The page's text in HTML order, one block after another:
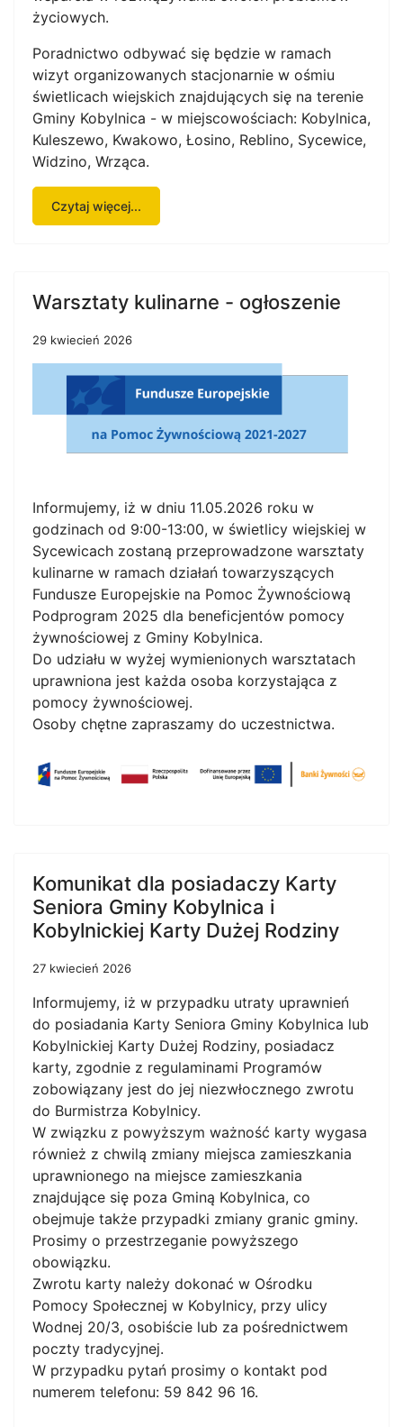
życiowych.
Poradnictwo odbywać się będzie w ramach
wizyt organizowanych stacjonarnie w ośmiu
świetlicach wiejskich znajdujących się na terenie
Gminy Kobylnica - w miejscowościach: Kobylnica,
Kuleszewo, Kwakowo, Łosino, Reblino, Sycewice,
Widzino, Wrząca.
Czytaj więcej...
Warsztaty kulinarne - ogłoszenie
29 kwiecień 2026
Informujemy, iż w dniu 11.05.2026 roku w
godzinach od 9:00-13:00, w świetlicy wiejskiej w
Sycewicach zostaną przeprowadzone warsztaty
kulinarne w ramach działań towarzyszących
Fundusze Europejskie na Pomoc Żywnościową
Podprogram 2025 dla beneficjentów pomocy
żywnościowej z Gminy Kobylnica.
Do udziału w wyżej wymienionych warsztatach
uprawniona jest każda osoba korzystająca z
pomocy żywnościowej.
Osoby chętne zapraszamy do uczestnictwa.
Komunikat dla posiadaczy Karty
Seniora Gminy Kobylnica i
Kobylnickiej Karty Dużej Rodziny
27 kwiecień 2026
Informujemy, iż w przypadku utraty uprawnień
do posiadania Karty Seniora Gminy Kobylnica lub
Kobylnickiej Karty Dużej Rodziny, posiadacz
karty, zgodnie z regulaminami Programów
zobowiązany jest do jej niezwłocznego zwrotu
do Burmistrza Kobylnicy.
W związku z powyższym ważność karty wygasa
również z chwilą zmiany miejsca zamieszkania
uprawnionego na miejsce zamieszkania
znajdujące się poza Gminą Kobylnica, co
obejmuje także przypadki zmiany granic gminy.
Prosimy o przestrzeganie powyższego
obowiązku.
Zwrotu karty należy dokonać w Ośrodku
Pomocy Społecznej w Kobylnicy, przy ulicy
Wodnej 20/3, osobiście lub za pośrednictwem
poczty tradycyjnej.
W przypadku pytań prosimy o kontakt pod
numerem telefonu: 59 842 96 16.